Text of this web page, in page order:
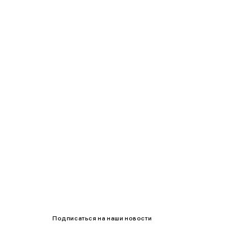
Подписаться на наши новости